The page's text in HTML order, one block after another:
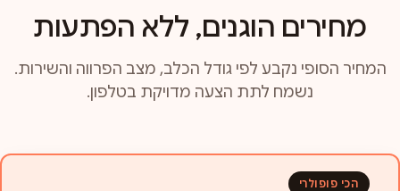
מחירים הוגנים, ללא הפתעות
המחיר הסופי נקבע לפי גודל הכלב, מצב הפרווה והשירות.
נשמח לתת הצעה מדויקת בטלפון.
הכי פופולרי